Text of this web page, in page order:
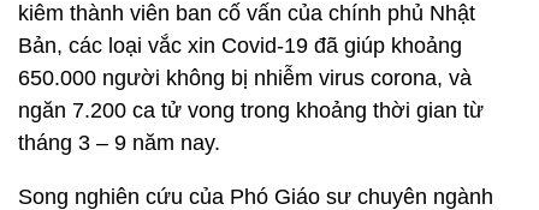
kiêm thành viên ban cố vấn của chính phủ Nhật
Bản, các loại vắc xin Covid-19 đã giúp khoảng
650.000 người không bị nhiễm virus corona, và
ngăn 7.200 ca tử vong trong khoảng thời gian từ
tháng 3 – 9 năm nay.
Song nghiên cứu của Phó Giáo sư chuyên ngành